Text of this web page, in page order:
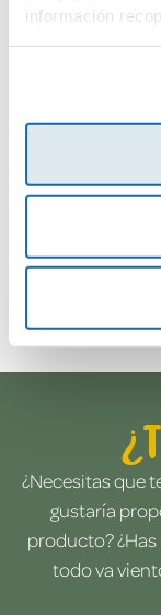
información
Envía tu
¿Necesitas que
gustaría
producto?
todo va